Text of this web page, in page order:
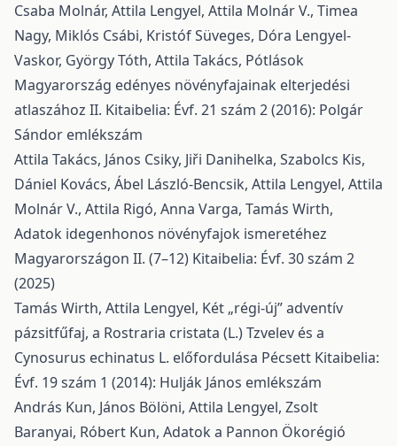
Csaba Molnár, Attila Lengyel, Attila Molnár V., Timea
Nagy, Miklós Csábi, Kristóf Süveges, Dóra Lengyel-
Vaskor, György Tóth, Attila Takács, Pótlások
Magyarország edényes növényfajainak elterjedési
atlaszához II. Kitaibelia: Évf. 21 szám 2 (2016): Polgár
Sándor emlékszám
Attila Takács, János Csiky, Jiři Danihelka, Szabolcs Kis,
Dániel Kovács, Ábel László-Bencsik, Attila Lengyel, Attila
Molnár V., Attila Rigó, Anna Varga, Tamás Wirth,
Adatok idegenhonos növényfajok ismeretéhez
Magyarországon II. (7–12) Kitaibelia: Évf. 30 szám 2
(2025)
Tamás Wirth, Attila Lengyel, Két „régi-új” adventív
pázsitfűfaj, a Rostraria cristata (L.) Tzvelev és a
Cynosurus echinatus L. előfordulása Pécsett Kitaibelia:
Évf. 19 szám 1 (2014): Hulják János emlékszám
András Kun, János Bölöni, Attila Lengyel, Zsolt
Baranyai, Róbert Kun, Adatok a Pannon Ökorégió